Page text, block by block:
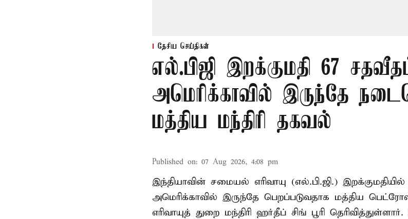
தேசிய செய்திகள்
எல்.பிஜி இறக்குமதி 67
அமெரிக்காவில் இருந்தே
மத்திய மந்திரி தகவல்
Published on: 07 Aug 2026, 4:08 pm
இந்தியாவின் சமையல் எரிவாயு (எல்.பி.ஜி.)
அமெரிக்காவில் இருந்தே பெறப்படுவதாக மத்திய
எரிவாயுத் துறை மந்திரி ஹர்தீப் சிங் பூரி